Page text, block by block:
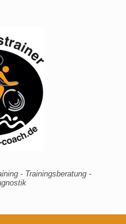
- Trainingsberatung -